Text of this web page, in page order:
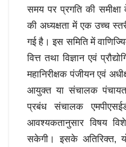
समय पर प्रगति की
की अध्यक्षता में एक उच्च
गई है। इस समिति में
वित्त तथा विज्ञान एवं
महानिरीक्षक पंजीयन एवं
आयुक्त या संचालक पंचायत
प्रबंध संचालक
आवश्यकतानुसार विषय
सकेगी। इसके अतिरिक्त,